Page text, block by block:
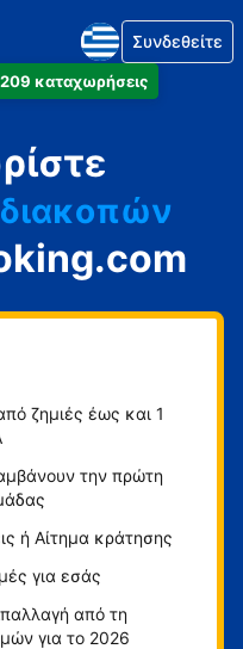
καταχωρήσεις
Συνδεθείτε
διακοπών
ζημιές έως και 1
την πρώτη
ή Αίτημα κράτησης
για εσάς
από τη
για το 2026